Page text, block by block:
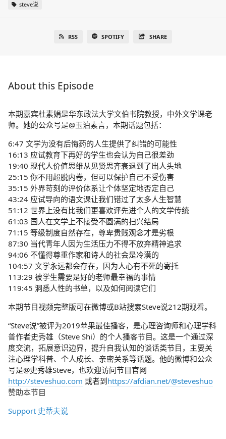
steve说
RSS SPOTIFY SHARE
About this Episode
本期嘉宾杜素娟是华东政法大学文伯书院教授，中外文学课老
师。她的公众号是@玉泊素言，本期话题包括：
6:47 文学为没有后悔药的人生提供了纠错的可能性
16:13 应试教育下再好的学生也会认为自己很差劲
19:40 现代人价值思维从见贤思齐衰退到了出人头地
25:15 你不用超脱内卷，但可以保护自己不受伤害
35:15 外界苛刻的评价体系让个体坚定地否定自己
43:24 应试导向的语文课让我们错过了太多人生智慧
51:12 世界上没有比我们更喜欢评先进个人的文学传统
61:03 国人在文学上不接受不圆满的扫兴结局
71:15 等级制度自然存在，尊卑贵贱观念才是劣根
87:30 当代青年人因为生活压力不得不放弃精神追求
94:06 不懂得尊重作家和诗人的社会是冷漠的
104:57 文学永远都会存在，因为人心有不死的寄托
113:29 被学生需要是好的老师最幸福的事情
119:45 洞悉人性的书单，以及如何阅读它们
本期节目视频完整版可在微博或B站搜索Steve说212期观看。
“Steve说”被评为2019苹果最佳播客，是心理咨询师和心理学科
普作者史秀雄（Steve Shi）的个人播客节目。这是一个通过深
度交流，拓展意识边界，提升自我认知的谈话类节目，主要关
注心理学科普、个人成长、亲密关系等话题。他的微博和公众
号是@史秀雄Steve，也欢迎访问节目官网
http://steveshuo.com 或者到https://afdian.net/@steveshuo
赞助本节目
Support 史蒂夫说